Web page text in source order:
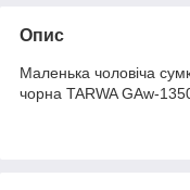
Опис
Маленька чоловіча
чорна TARWA GAw-